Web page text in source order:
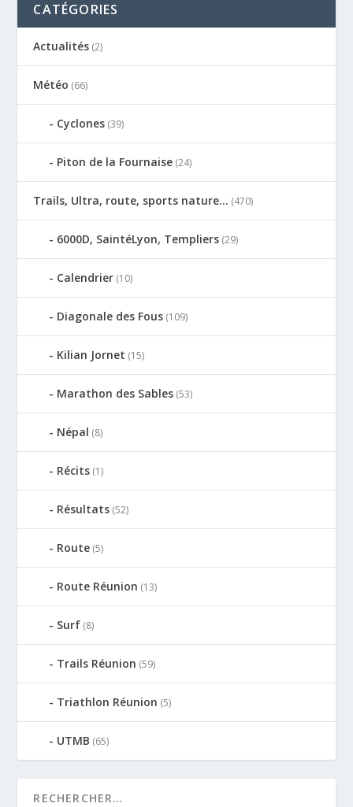
CATÉGORIES
Actualités (2)
Météo (66)
Cyclones (39)
Piton de la Fournaise (24)
Trails, Ultra, route, sports nature… (470)
6000D, SaintéLyon, Templiers (29)
Calendrier (10)
Diagonale des Fous (109)
Kilian Jornet (15)
Marathon des Sables (53)
Népal (8)
Récits (1)
Résultats (52)
Route (5)
Route Réunion (13)
Surf (8)
Trails Réunion (59)
Triathlon Réunion (5)
UTMB (65)